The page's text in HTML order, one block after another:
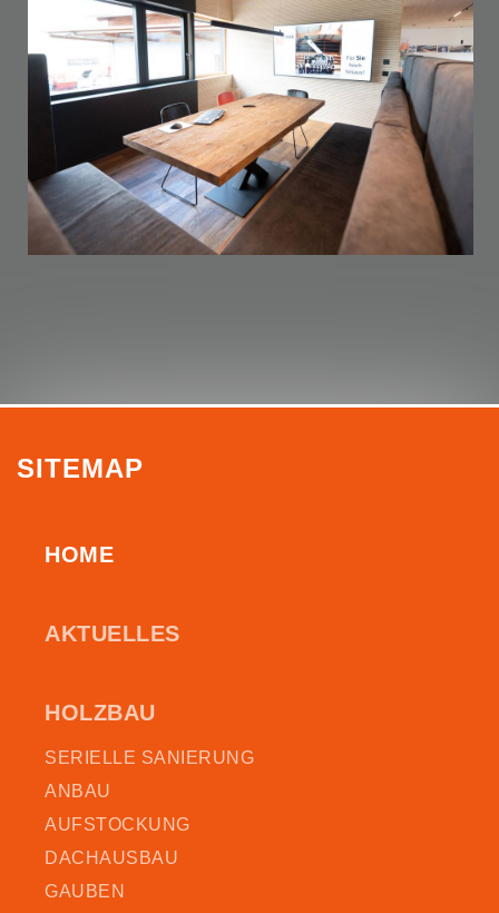
SITEMAP
HOME
AKTUELLES
HOLZBAU
SERIELLE SANIERUNG
ANBAU
AUFSTOCKUNG
DACHAUSBAU
GAUBEN